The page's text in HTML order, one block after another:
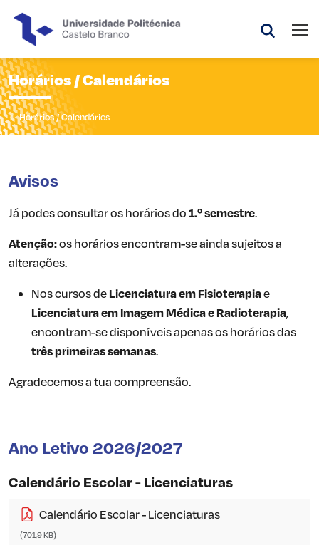
Horários / Calendários
Horários / Calendários
Avisos
Já podes consultar os horários do1.º semestre.
Atenção:os horários encontram-se ainda sujeitos a
alterações.
Nos cursos deLicenciatura em Fisioterapiae
Licenciatura em Imagem Médica e Radioterapia,
encontram-se disponíveis apenas os horários das
três primeiras semanas.
Agradecemos a tua compreensão.
Ano Letivo 2026/2027
Calendário Escolar - Licenciaturas
Calendário Escolar - Licenciaturas
(701,9 KB)